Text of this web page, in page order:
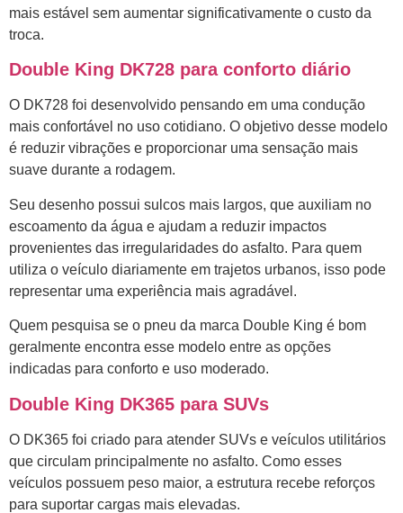
mais estável sem aumentar significativamente o custo da
troca.
Double King DK728 para conforto diário
O DK728 foi desenvolvido pensando em uma condução
mais confortável no uso cotidiano. O objetivo desse modelo
é reduzir vibrações e proporcionar uma sensação mais
suave durante a rodagem.
Seu desenho possui sulcos mais largos, que auxiliam no
escoamento da água e ajudam a reduzir impactos
provenientes das irregularidades do asfalto. Para quem
utiliza o veículo diariamente em trajetos urbanos, isso pode
representar uma experiência mais agradável.
Quem pesquisa se o pneu da marca Double King é bom
geralmente encontra esse modelo entre as opções
indicadas para conforto e uso moderado.
Double King DK365 para SUVs
O DK365 foi criado para atender SUVs e veículos utilitários
que circulam principalmente no asfalto. Como esses
veículos possuem peso maior, a estrutura recebe reforços
para suportar cargas mais elevadas.